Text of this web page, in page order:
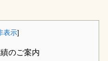
表示]
のご案内